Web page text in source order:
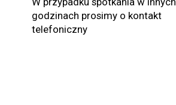
godzinach prosimy o kontakt
telefoniczny